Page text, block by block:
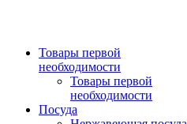
Товары первой
необходимости
Товары первой
необходимости
Посуда